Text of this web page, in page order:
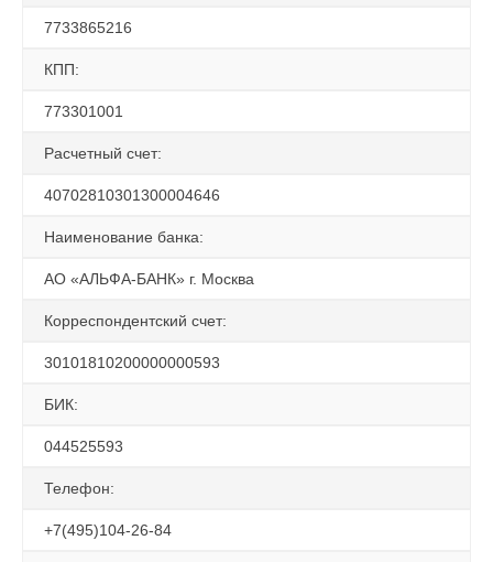
7733865216
КПП:
773301001
Расчетный счет:
40702810301300004646
Наименование банка:
АО «АЛЬФА-БАНК» г. Москва
Корреспондентский счет:
30101810200000000593
БИК:
044525593
Телефон:
+7(495)104-26-84